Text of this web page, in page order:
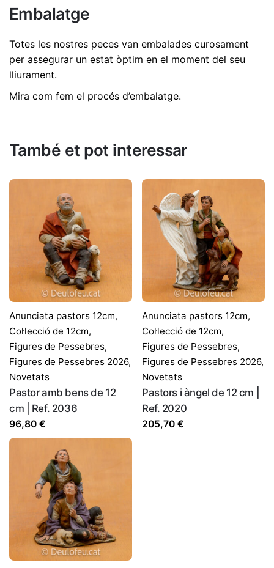
2085
Embalatge
Totes les nostres peces van embalades curosament
per assegurar un estat òptim en el moment del seu
lliurament.
Mira com fem el procés d’embalatge.
Dimensions 7 cm
12 cm | Ref. 2085"
L'adreça electrònica no es publicarà.
*
Desa el meu nom, correu electrònic i lloc web en
aquest navegador per a la pròxima vegada que comenti.
També et pot interessar
Anunciata pastors 12cm,
Col·lecció de 12cm,
Figures de Pessebres,
Figures de Pessebres 2026,
Novetats
Pastor amb bens de 12
cm | Ref. 2036
96,80 €
Anunciata pastors 12cm,
Col·lecció de 12cm,
Figures de Pessebres,
Figures de Pessebres 2026,
Novetats
Pastors i àngel de 12 cm |
Ref. 2020
205,70 €